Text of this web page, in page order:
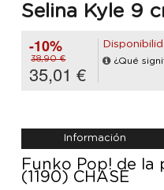
Selina Kyle 9
-10%
38,90 €
35,01 €
¿Qué
Información
Funko Pop! de la
(1190) CHASE